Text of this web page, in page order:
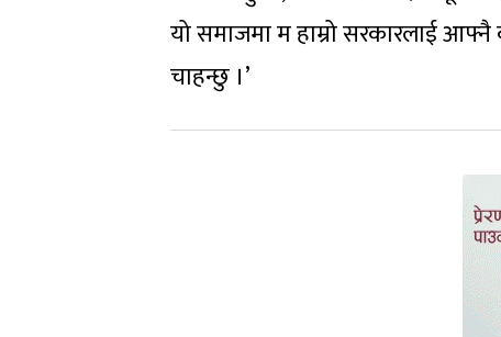
यो समाजमा म हाम्रो सरकारलाई
चाहन्छु ।’